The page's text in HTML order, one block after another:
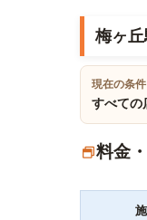
梅ヶ
現在の条件
すべての
料金